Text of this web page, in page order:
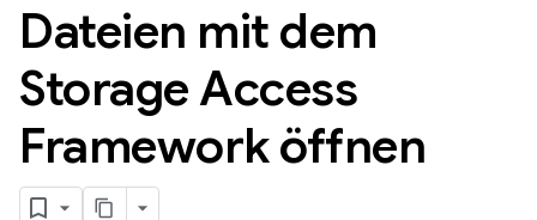
Dateien mit dem
Storage Access
Framework öffnen